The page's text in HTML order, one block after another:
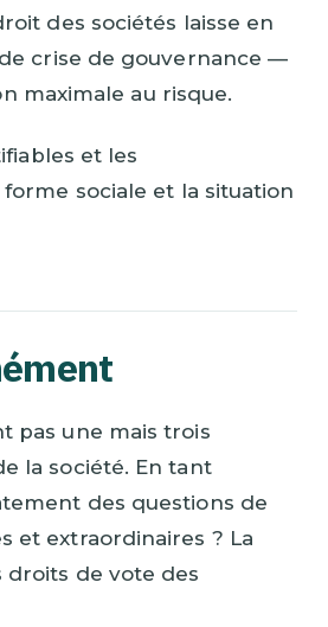
des sociétés laisse en
crise de gouvernance —
maximale au risque.
et les
sociale et la situation
pas une mais trois
la société. En tant
des questions de
et extraordinaires ? La
droits de vote des